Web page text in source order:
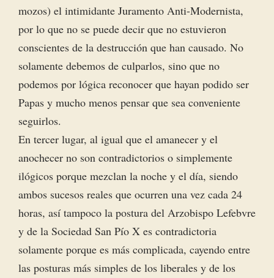
mozos) el intimidante Juramento Anti-Modernista,
por lo que no se puede decir que no estuvieron
conscientes de la destrucción que han causado. No
solamente debemos de culparlos, sino que no
podemos por lógica reconocer que hayan podido ser
Papas y mucho menos pensar que sea conveniente
seguirlos.
En tercer lugar, al igual que el amanecer y el
anochecer no son contradictorios o simplemente
ilógicos porque mezclan la noche y el día, siendo
ambos sucesos reales que ocurren una vez cada 24
horas, así tampoco la postura del Arzobispo Lefebvre
y de la Sociedad San Pío X es contradictoria
solamente porque es más complicada, cayendo entre
las posturas más simples de los liberales y de los